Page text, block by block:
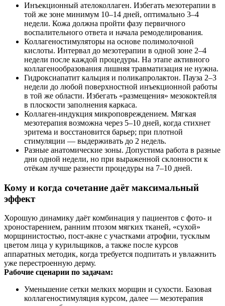
Инъекционный ателоколлаген. Избегать мезотерапии в
той же зоне минимум 10–14 дней, оптимально 3–4
недели. Кожа должна пройти фазу первичного
воспалительного ответа и начала ремоделирования.
Коллагеностимуляторы на основе полимолочной
кислоты. Интервал до мезотерапии в одной зоне 2–4
недели после каждой процедуры. На этапе активного
коллагенообразования лишняя травматизация не нужна.
Гидроксиапатит кальция и поликапролактон. Пауза 2–3
недели до любой поверхностной инъекционной работы
в той же области. Избегать «размещения» мезококтейля
в плоскости заполнения каркаса.
Коллаген‑индукция микроповреждением. Мягкая
мезотерапия возможна через 5–10 дней, когда стихнет
эритема и восстановится барьер; при плотной
стимуляции — выдерживать до 2 недель.
Разные анатомические зоны. Допустима работа в разные
дни одной недели, но при выраженной склонности к
отёкам лучше разнести процедуры на 7–10 дней.
Кому и когда сочетание даёт максимальный
эффект
Хорошую динамику даёт комбинация у пациентов с фото‑ и
хроностарением, ранним птозом мягких тканей, «сухой»
морщинистостью, пост‑акне с участками атрофии, тусклым
цветом лица у курильщиков, а также после курсов
аппаратных методик, когда требуется подпитать и увлажнить
уже перестроенную дерму.
Рабочие сценарии по задачам:
Уменьшение сетки мелких морщин и сухости. Базовая
коллагеностимуляция курсом, далее — мезотерапия